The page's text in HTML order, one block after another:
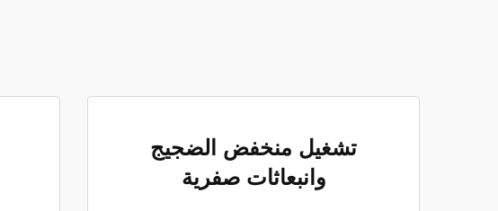
تشغيل منخفض الضجيج
وانبعاثات صفرية